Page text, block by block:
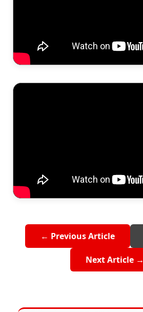
← Previous Article
Next Article →